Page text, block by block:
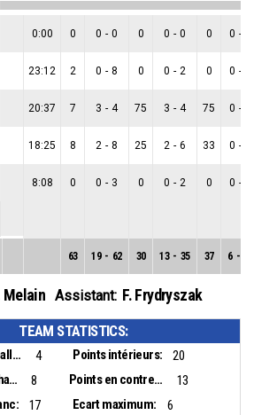
0:00 0 0 - 0 0 0 - 0 0 0 -
23:12 2 0 - 8 0 0 - 2 0 0 -
20:37 7 3 - 4 75 3 - 4 75 0 -
18:25 8 2 - 8 25 2 - 6 33 0 -
8:08 0 0 - 3 0 0 - 2 0 0 -
63 19 - 62 30 13 - 35 37 6 -
Melain Assistant: F. Frydryszak
TEAM STATISTICS:
Points après balles perdues: 4 Points intérieurs:
20
Points 2ème chance:
8 Points en contre-attaque:
13
17 Ecart maximum:
6